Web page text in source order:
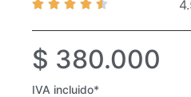
$ 380.000
IVA incluido*